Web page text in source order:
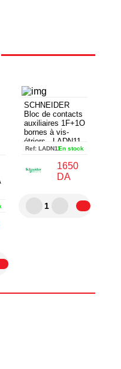
SCHNEIDER
Bloc de contacts
auxiliaires 1F+1O
bornes à vis-
étriers - LADN11
Ref: LADN11En stock
1650
DA
1